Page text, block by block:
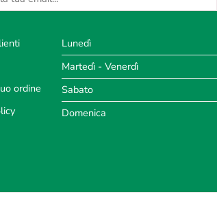
ordine
Lunedì
Martedì - Venerdì
Sabato
Domenica